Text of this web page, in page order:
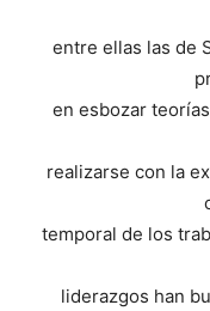
entre ellas las de
en esbozar
realizarse con la
temporal de los
liderazgos han